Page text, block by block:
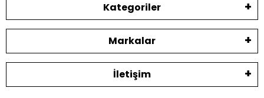
Kategoriler
Markalar
İletişim